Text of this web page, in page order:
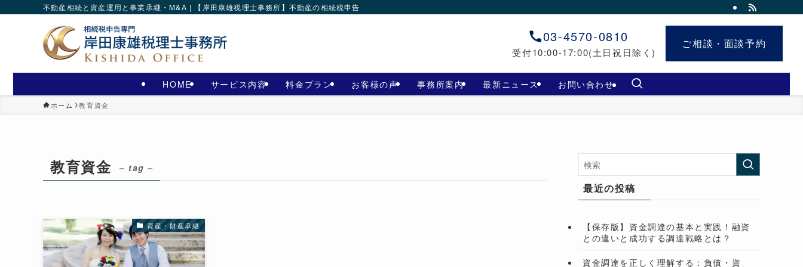
不動産相続と資産運用と事業承継・M&A | 【岸田康雄税理士事務所】不動産の相続税申告
HOME サービス内容 料金プラン お客様の声 事務所案内 最新ニュース お問い合わせ
03-4570-0810
受付10:00-17:00(土日祝日除く)
ご相談・面談予約
ホーム 教育資金
教育資金 – tag –
資産・財産承継
最近の投稿
【保存版】資金調達の基本と実践！融資
との違いと成功する調達戦略とは？
資金調達を正しく理解する：負債・資